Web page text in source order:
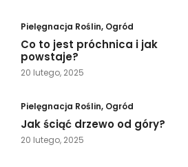
Pielęgnacja Roślin, Ogród
Co to jest próchnica i jak
powstaje?
20 lutego, 2025
Pielęgnacja Roślin, Ogród
Jak ściąć drzewo od góry?
20 lutego, 2025